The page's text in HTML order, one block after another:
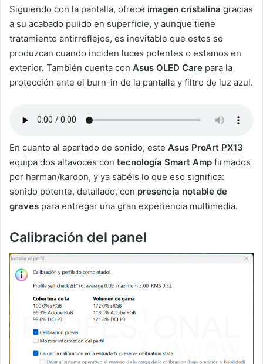
Siguiendo con la pantalla, ofrece imagen cristalina gracias
a su acabado pulido en superficie, y aunque tiene
tratamiento antirreflejos, es inevitable que estos se
produzcan cuando inciden luces potentes o estamos en
exterior. También cuenta con Asus OLED Care para la
protección ante el burn-in de la pantalla y filtro de luz azul.
En cuanto al apartado de sonido, este Asus ProArt PX13
equipa dos altavoces con tecnología Smart Amp firmados
por harman/kardon, y ya sabéis lo que eso significa:
sonido potente, detallado, con presencia notable de
graves para entregar una gran experiencia multimedia.
Calibración del panel